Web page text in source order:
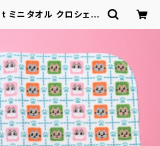
ニタオル クロシェ風